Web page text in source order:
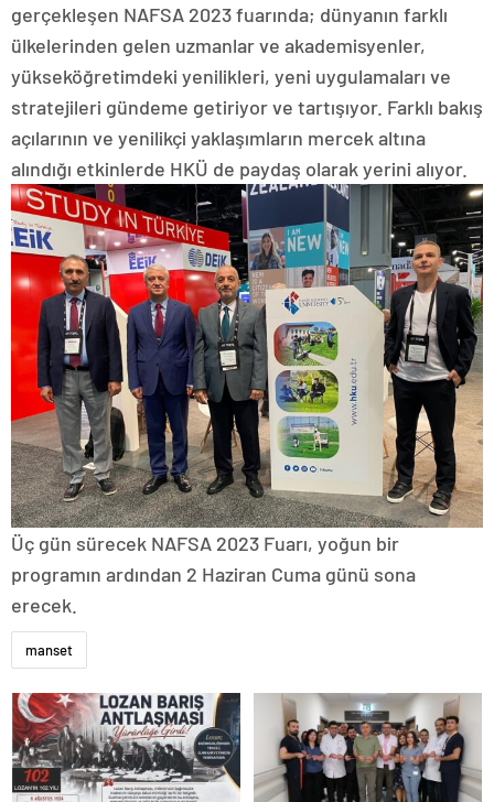
gerçekleşen NAFSA 2023 fuarında; dünyanın farklı
ülkelerinden gelen uzmanlar ve akademisyenler,
yükseköğretimdeki yenilikleri, yeni uygulamaları ve
stratejileri gündeme getiriyor ve tartışıyor. Farklı bakış
açılarının ve yenilikçi yaklaşımların mercek altına
alındığı etkinlerde HKÜ de paydaş olarak yerini alıyor.
Üç gün sürecek NAFSA 2023 Fuarı, yoğun bir
programın ardından 2 Haziran Cuma günü sona
erecek.
manset